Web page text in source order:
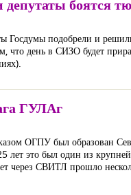
боятся
Госдумы подобрели и
что день в СИЗО будет
ГУЛАг
ОГПУ был образован
лет это был один из
через СВИТЛ прошло